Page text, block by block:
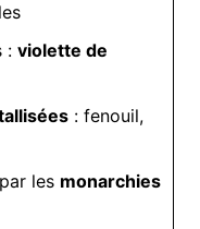
: violette de
: fenouil,
les monarchies